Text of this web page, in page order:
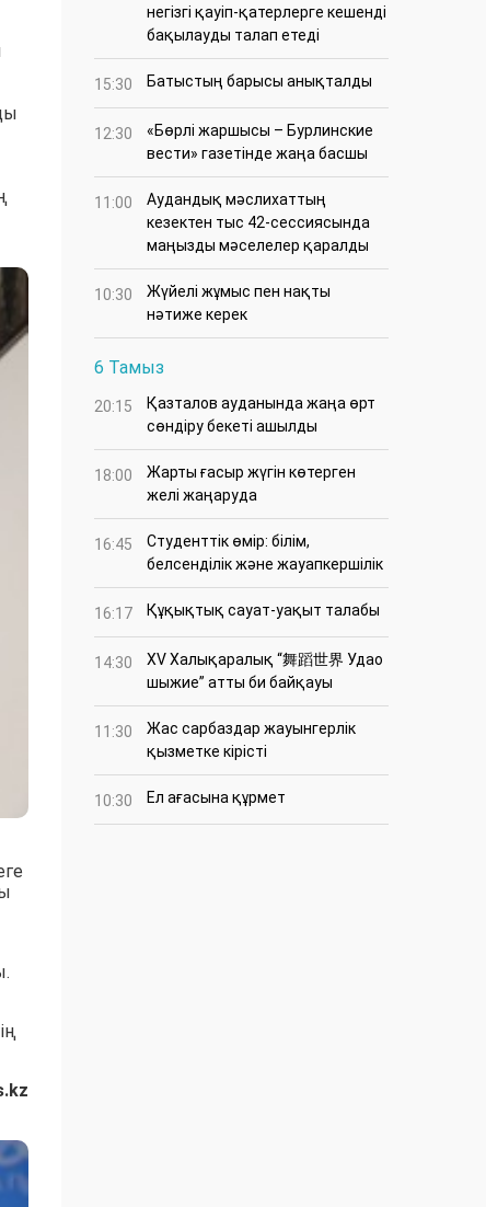
негізгі қауіп-қатерлерге кешенді
бақылауды талап етеді
15:30 Батыстың барысы анықталды
12:30
«Бөрлі жаршысы – Бурлинские
вести» газетінде жаңа басшы
11:00
Аудандық мәслихаттың
кезектен тыс 42-сессиясында
маңызды мәселелер қаралды
10:30
Жүйелі жұмыс пен нақты
нәтиже керек
6 Тамыз
20:15
Қазталов ауданында жаңа өрт
сөндіру бекеті ашылды
18:00
Жарты ғасыр жүгін көтерген
желі жаңаруда
16:45
Студенттік өмір: білім,
белсенділік және жауапкершілік
16:17 Құқықтық сауат-уақыт талабы
14:30
XV Халықаралық “舞蹈世界 Удао
шыжие” атты би байқауы
11:30
Жас сарбаздар жауынгерлік
қызметке кірісті
10:30 Ел ағасына құрмет